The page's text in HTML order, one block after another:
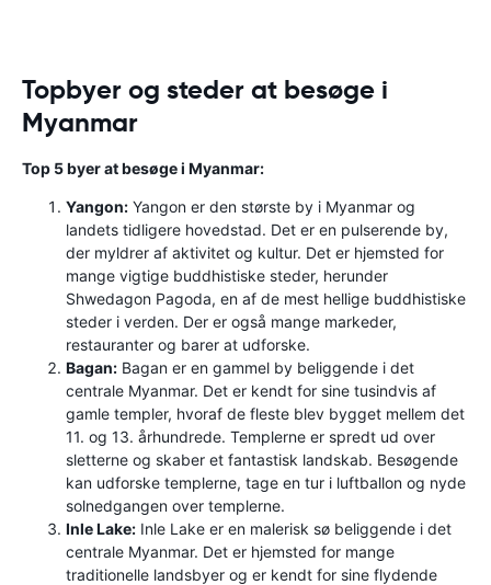
Topbyer og steder at besøge i
Myanmar
Top 5 byer at besøge i Myanmar:
Yangon: Yangon er den største by i Myanmar og
landets tidligere hovedstad. Det er en pulserende by,
der myldrer af aktivitet og kultur. Det er hjemsted for
mange vigtige buddhistiske steder, herunder
Shwedagon Pagoda, en af ​​de mest hellige buddhistiske
steder i verden. Der er også mange markeder,
restauranter og barer at udforske.
Bagan: Bagan er en gammel by beliggende i det
centrale Myanmar. Det er kendt for sine tusindvis af
gamle templer, hvoraf de fleste blev bygget mellem det
11. og 13. århundrede. Templerne er spredt ud over
sletterne og skaber et fantastisk landskab. Besøgende
kan udforske templerne, tage en tur i luftballon og nyde
solnedgangen over templerne.
Inle Lake: Inle Lake er en malerisk sø beliggende i det
centrale Myanmar. Det er hjemsted for mange
traditionelle landsbyer og er kendt for sine flydende